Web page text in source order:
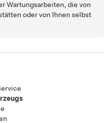
Wartungsarbeiten, die von
oder von Ihnen selbst